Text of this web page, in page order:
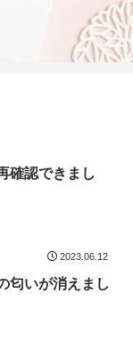
確認できまし
2023.06.12
匂いが消えまし